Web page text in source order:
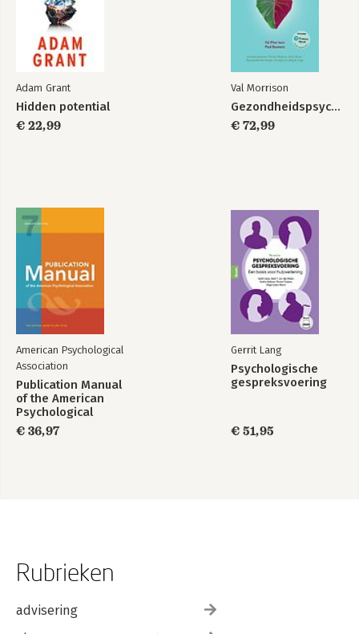
Adam Grant
Hidden potential
€ 22,99
Val Morrison
Gezondheidspsychologie
€ 72,99
American Psychological
Association
Publication Manual
of the American
Psychological
Association 2020
€ 36,97
Gerrit Lang
Psychologische
gespreksvoering
€ 51,95
Rubrieken
advisering